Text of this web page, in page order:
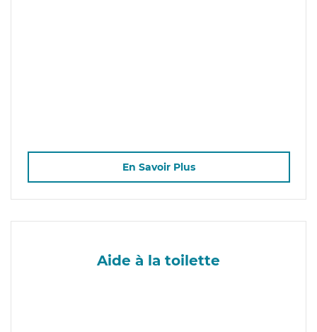
En Savoir Plus
Aide à la toilette